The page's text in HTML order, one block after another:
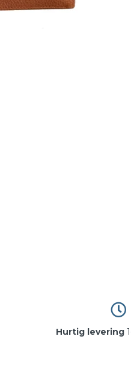
Hurtig levering